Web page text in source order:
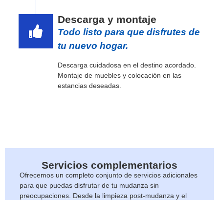
Descarga y montaje
Todo listo para que disfrutes de
tu nuevo hogar.
Descarga cuidadosa en el destino acordado.
Montaje de muebles y colocación en las
estancias deseadas.
Servicios complementarios
Ofrecemos un completo conjunto de servicios adicionales
para que puedas disfrutar de tu mudanza sin
preocupaciones. Desde la limpieza post-mudanza y el